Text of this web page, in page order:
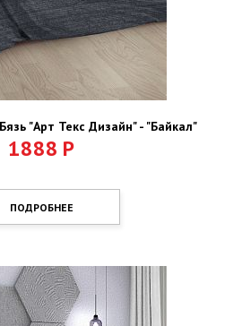
"Арт Текс Дизайн" - "Байкал"
1888 Р
ПОДРОБНЕЕ